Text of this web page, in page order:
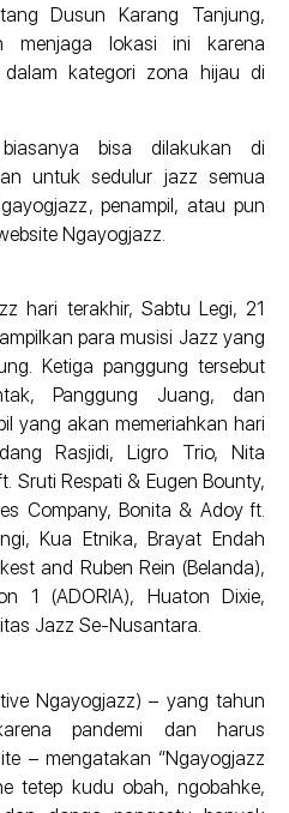
Dusun Karang Tanjung,
menjaga lokasi ini karena
kategori zona hijau di
bisa dilakukan di
untuk sedulur jazz semua
penampil, atau pun
Ngayogjazz.
hari terakhir, Sabtu Legi, 21
para musisi Jazz yang
Ketiga panggung tersebut
Panggung Juang, dan
yang akan memeriahkan hari
Rasjidi, Ligro Trio, Nita
Sruti Respati & Eugen Bounty,
Company, Bonita & Adoy ft.
Kua Etnika, Brayat Endah
and Ruben Rein (Belanda),
1 (ADORIA), Huaton Dixie,
Jazz Se-Nusantara.
Ngayogjazz) – yang tahun
pandemi dan harus
– mengatakan “Ngayogjazz
tetep kudu obah, ngobahke,